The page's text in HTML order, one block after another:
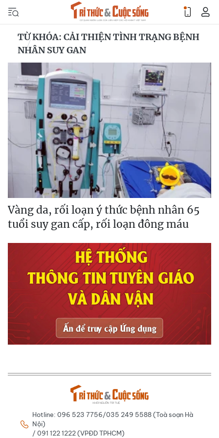
TỪ KHÓA: CẢI THIỆN TÌNH TRẠNG BỆNH
NHÂN SUY GAN
Vàng da, rối loạn ý thức bệnh nhân 65
tuổi suy gan cấp, rối loạn đông máu
Hotline: 096 523 7756/035 249 5588 (Toà soạn Hà
Nội)
/ 091 122 1222 (VPĐD TPHCM)